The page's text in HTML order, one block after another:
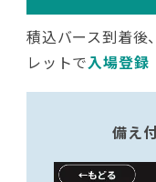
積込バース到着後
レットで入場登録
備え